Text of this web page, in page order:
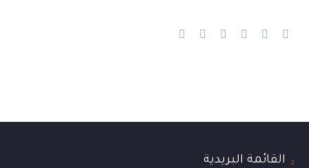
القائمة البريدية